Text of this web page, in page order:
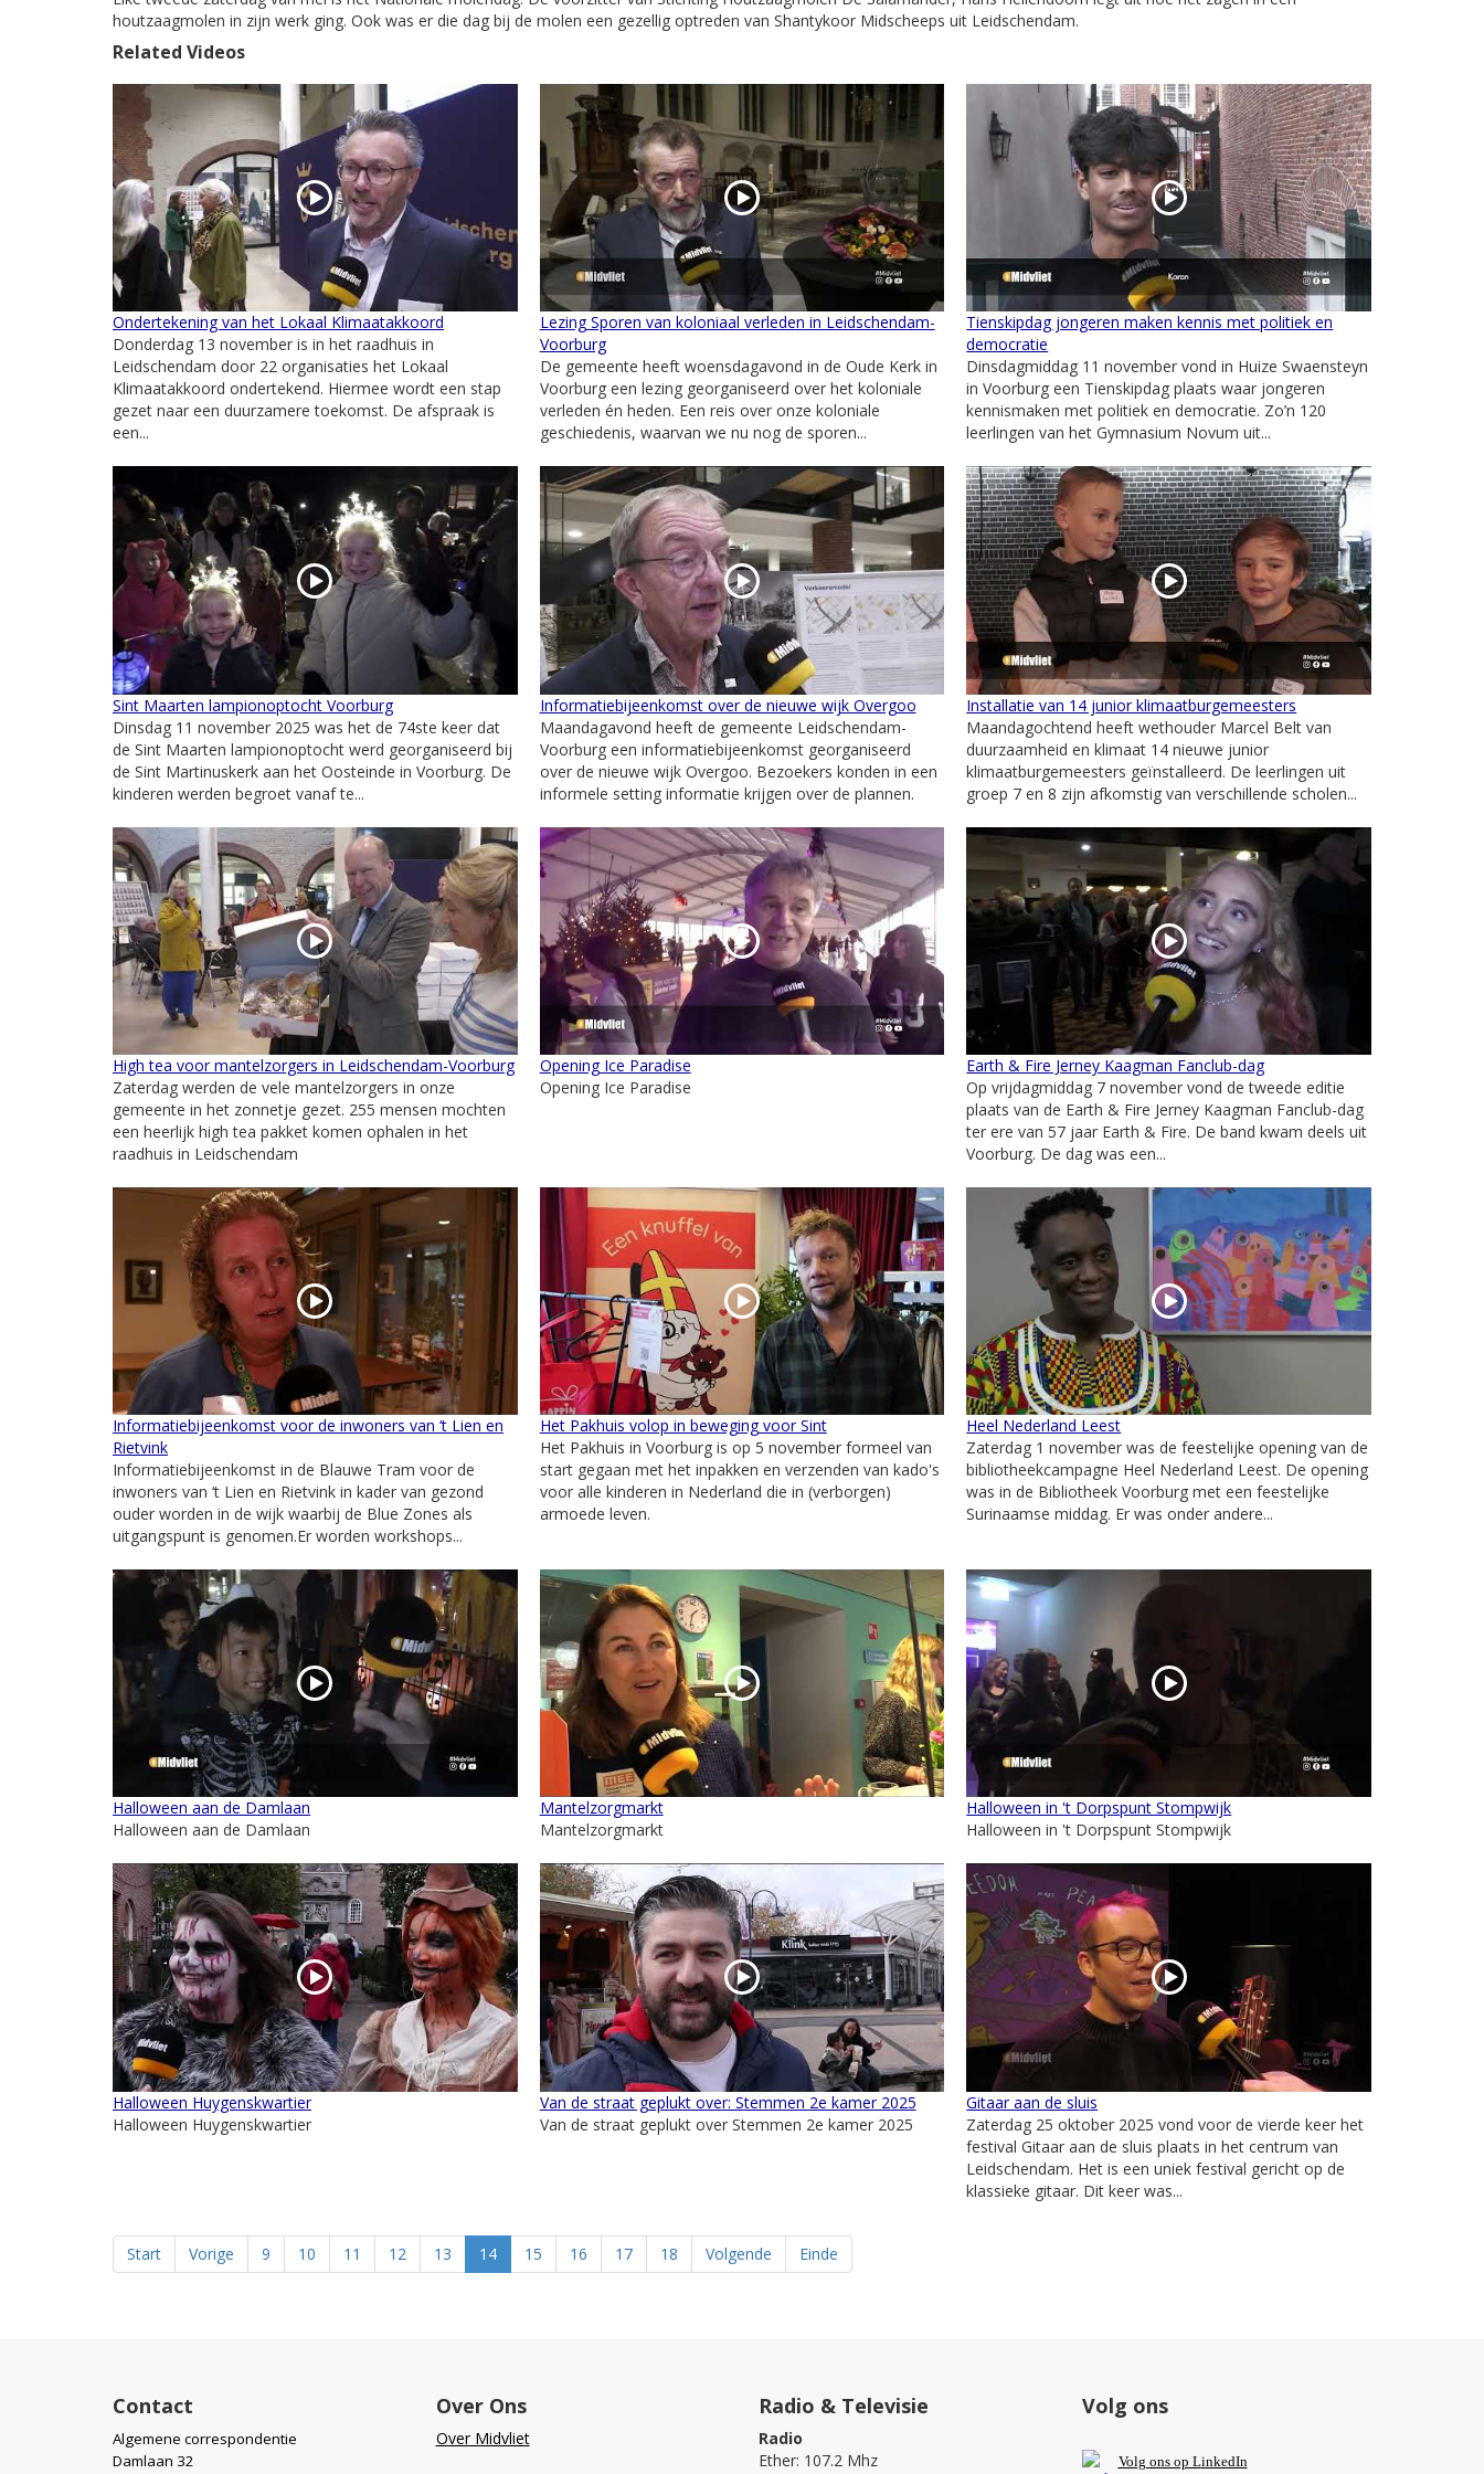
houtzaagmolen in zijn werk ging. Ook was er die dag bij de molen een gezellig optreden van Shantykoor Midscheeps uit Leidschendam.
Related Videos
Ondertekening van het Lokaal Klimaatakkoord
Donderdag 13 november is in het raadhuis in
Leidschendam door 22 organisaties het Lokaal
Klimaatakkoord ondertekend. Hiermee wordt een stap
gezet naar een duurzamere toekomst. De afspraak is
een...
Lezing Sporen van koloniaal verleden in Leidschendam-
Voorburg
De gemeente heeft woensdagavond in de Oude Kerk in
Voorburg een lezing georganiseerd over het koloniale
verleden én heden. Een reis over onze koloniale
geschiedenis, waarvan we nu nog de sporen...
Tienskipdag jongeren maken kennis met politiek en
democratie
Dinsdagmiddag 11 november vond in Huize Swaensteyn
in Voorburg een Tienskipdag plaats waar jongeren
kennismaken met politiek en democratie. Zo’n 120
leerlingen van het Gymnasium Novum uit...
Sint Maarten lampionoptocht Voorburg
Dinsdag 11 november 2025 was het de 74ste keer dat
de Sint Maarten lampionoptocht werd georganiseerd bij
de Sint Martinuskerk aan het Oosteinde in Voorburg. De
kinderen werden begroet vanaf te...
Informatiebijeenkomst over de nieuwe wijk Overgoo
Maandagavond heeft de gemeente Leidschendam-
Voorburg een informatiebijeenkomst georganiseerd
over de nieuwe wijk Overgoo. Bezoekers konden in een
informele setting informatie krijgen over de plannen.
Installatie van 14 junior klimaatburgemeesters
Maandagochtend heeft wethouder Marcel Belt van
duurzaamheid en klimaat 14 nieuwe junior
klimaatburgemeesters geïnstalleerd. De leerlingen uit
groep 7 en 8 zijn afkomstig van verschillende scholen...
High tea voor mantelzorgers in Leidschendam-Voorburg
Zaterdag werden de vele mantelzorgers in onze
gemeente in het zonnetje gezet. 255 mensen mochten
een heerlijk high tea pakket komen ophalen in het
raadhuis in Leidschendam
Opening Ice Paradise
Opening Ice Paradise
Earth & Fire Jerney Kaagman Fanclub-dag
Op vrijdagmiddag 7 november vond de tweede editie
plaats van de Earth & Fire Jerney Kaagman Fanclub-dag
ter ere van 57 jaar Earth & Fire. De band kwam deels uit
Voorburg. De dag was een...
Informatiebijeenkomst voor de inwoners van ‘t Lien en
Rietvink
Informatiebijeenkomst in de Blauwe Tram voor de
inwoners van ‘t Lien en Rietvink in kader van gezond
ouder worden in de wijk waarbij de Blue Zones als
uitgangspunt is genomen.Er worden workshops...
Het Pakhuis volop in beweging voor Sint
Het Pakhuis in Voorburg is op 5 november formeel van
start gegaan met het inpakken en verzenden van kado's
voor alle kinderen in Nederland die in (verborgen)
armoede leven.
Heel Nederland Leest
Zaterdag 1 november was de feestelijke opening van de
bibliotheekcampagne Heel Nederland Leest. De opening
was in de Bibliotheek Voorburg met een feestelijke
Surinaamse middag. Er was onder andere...
Halloween aan de Damlaan
Halloween aan de Damlaan
Mantelzorgmarkt
Mantelzorgmarkt
Halloween in 't Dorpspunt Stompwijk
Halloween in 't Dorpspunt Stompwijk
Halloween Huygenskwartier
Halloween Huygenskwartier
Van de straat geplukt over: Stemmen 2e kamer 2025
Van de straat geplukt over Stemmen 2e kamer 2025
Gitaar aan de sluis
Zaterdag 25 oktober 2025 vond voor de vierde keer het
festival Gitaar aan de sluis plaats in het centrum van
Leidschendam. Het is een uniek festival gericht op de
klassieke gitaar. Dit keer was...
Start Vorige 9 10 11 12 13 14 15 16 17 18 Volgende Einde
Contact
Algemene correspondentie
Damlaan 32
Over Ons
Over Midvliet
Radio & Televisie
Radio
Ether: 107.2 Mhz
Volg ons
Volg ons op LinkedIn